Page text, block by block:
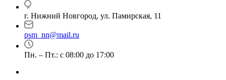
г. Нижний Новгород, ул. Памирская, 11
psm_nn@mail.ru
Пн. – Пт.: с 08:00 до 17:00